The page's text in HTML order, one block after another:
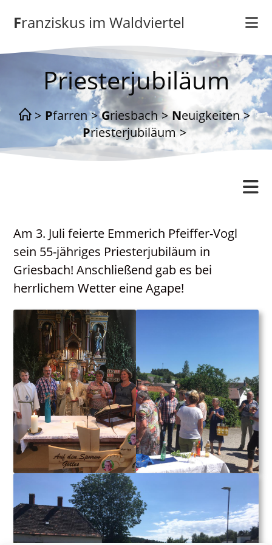
Inhalt
springenFranziskus im Waldviertel
Priesterjubiläum
> Pfarren > Griesbach > Neuigkeiten >
Priesterjubiläum >
Gottesdienstordnung
Kontakt
Neuigkeiten
PGR / PKR
Am 3. Juli feierte Emmerich Pfeiffer-Vogl
sein 55-jähriges Priesterjubiläum in
Griesbach! Anschließend gab es bei
herrlichem Wetter eine Agape!